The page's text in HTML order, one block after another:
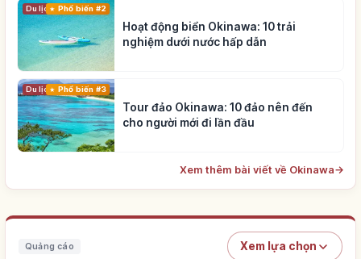
Du lịch Phổ biến #2
Hoạt động biển Okinawa: 10 trải
nghiệm dưới nước hấp dẫn
Du lịch Phổ biến #3
Tour đảo Okinawa: 10 đảo nên đến
cho người mới đi lần đầu
Xem thêm bài viết về Okinawa→
Quảng cáo Xem lựa chọn